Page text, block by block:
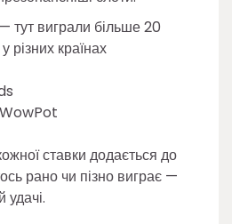
виграли більше 20
різних країнах
ставки додається до
рано чи пізно виграє —
удачі.